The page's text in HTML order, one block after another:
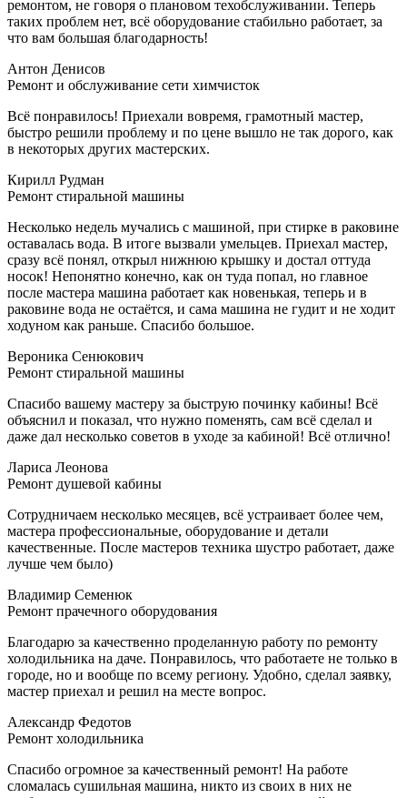
ремонтом, не говоря о плановом техобслуживании. Теперь
таких проблем нет, всё оборудование стабильно работает, за
что вам большая благодарность!
Антон Денисов
Ремонт и обслуживание сети химчисток
Всё понравилось! Приехали вовремя, грамотный мастер,
быстро решили проблему и по цене вышло не так дорого, как
в некоторых других мастерских.
Кирилл Рудман
Ремонт стиральной машины
Несколько недель мучались с машиной, при стирке в раковине
оставалась вода. В итоге вызвали умельцев. Приехал мастер,
сразу всё понял, открыл нижнюю крышку и достал оттуда
носок! Непонятно конечно, как он туда попал, но главное
после мастера машина работает как новенькая, теперь и в
раковине вода не остаётся, и сама машина не гудит и не ходит
ходуном как раньше. Спасибо большое.
Вероника Сенюкович
Ремонт стиральной машины
Спасибо вашему мастеру за быструю починку кабины! Всё
объяснил и показал, что нужно поменять, сам всё сделал и
даже дал несколько советов в уходе за кабиной! Всё отлично!
Лариса Леонова
Ремонт душевой кабины
Сотрудничаем несколько месяцев, всё устраивает более чем,
мастера профессиональные, оборудование и детали
качественные. После мастеров техника шустро работает, даже
лучше чем было)
Владимир Семенюк
Ремонт прачечного оборудования
Благодарю за качественно проделанную работу по ремонту
холодильника на даче. Понравилось, что работаете не только в
городе, но и вообще по всему региону. Удобно, сделал заявку,
мастер приехал и решил на месте вопрос.
Александр Федотов
Ремонт холодильника
Спасибо огромное за качественный ремонт! На работе
сломалась сушильная машина, никто из своих в них не